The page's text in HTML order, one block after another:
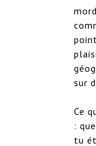
sur
Ce
:
tu